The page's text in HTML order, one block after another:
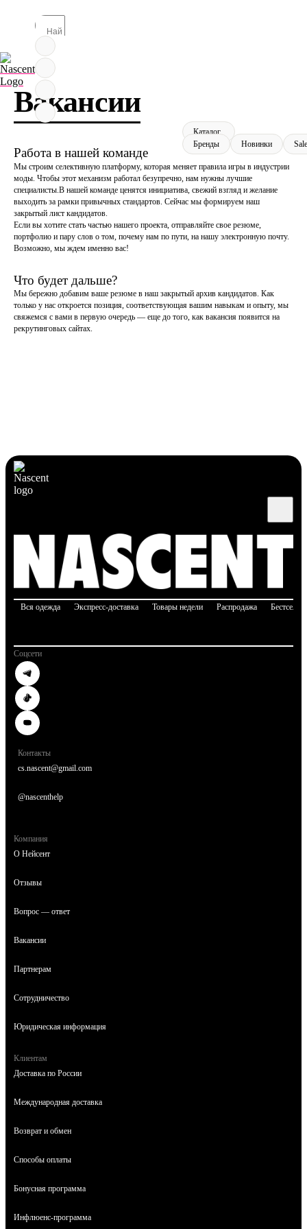
Каталог
Бренды
Новинки Sale
Вакансии
Работа в нашей команде
Мы строим селективную платформу, которая меняет правила игры в индустрии
моды. Чтобы этот механизм работал безупречно, нам нужны лучшие
специалисты.В нашей команде ценятся инициатива, свежий взгляд и желание
выходить за рамки привычных стандартов. Сейчас мы формируем наш
закрытый лист кандидатов.
Если вы хотите стать частью нашего проекта, отправляйте свое резюме,
портфолио и пару слов о том, почему нам по пути, на нашу электронную почту.
Возможно, мы ждем именно вас!
Что будет дальше?
Мы бережно добавим ваше резюме в наш закрытый архив кандидатов. Как
только у нас откроется позиция, соответствующая вашим навыкам и опыту, мы
свяжемся с вами в первую очередь — еще до того, как вакансия появится на
рекрутинговых сайтах.
Вся одежда Экспресс-доставка Товары недели Распродажа
Соцсети
Контакты
cs.nascent@gmail.com
@nascenthelp
Компания
О Нейсент
Отзывы
Вопрос — ответ
Вакансии
Партнерам
Сотрудничество
Юридическая информация
Клиентам
Доставка по России
Международная доставка
Возврат и обмен
Способы оплаты
Бонусная программа
Инфлюенс-программа